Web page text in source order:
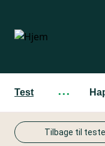
hovedindhold
Test ···
Tilbage til